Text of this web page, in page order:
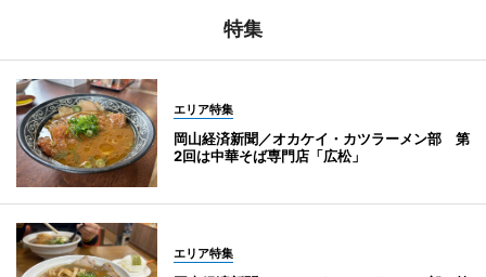
特集
エリア特集
岡山経済新聞／オカケイ・カツラーメン部 第
2回は中華そば専門店「広松」
エリア特集